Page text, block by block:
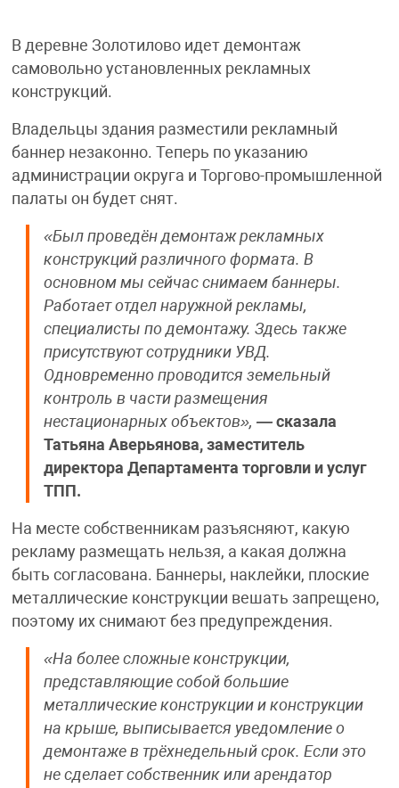
В деревне Золотилово идет демонтаж
самовольно установленных рекламных
конструкций.
Владельцы здания разместили рекламный
баннер незаконно. Теперь по указанию
администрации округа и Торгово-промышленной
палаты он будет снят.
«Был проведён демонтаж рекламных
конструкций различного формата. В
основном мы сейчас снимаем баннеры.
Работает отдел наружной рекламы,
специалисты по демонтажу. Здесь также
присутствуют сотрудники УВД.
Одновременно проводится земельный
контроль в части размещения
нестационарных объектов», —сказала
Татьяна Аверьянова, заместитель
директора Департамента торговли и услуг
ТПП.
На месте собственникам разъясняют, какую
рекламу размещать нельзя, а какая должна
быть согласована. Баннеры, наклейки, плоские
металлические конструкции вешать запрещено,
поэтому их снимают без предупреждения.
«На более сложные конструкции,
представляющие собой большие
металлические конструкции и конструкции
на крыше, выписывается уведомление о
демонтаже в трёхнедельный срок. Если это
не сделает собственник или арендатор